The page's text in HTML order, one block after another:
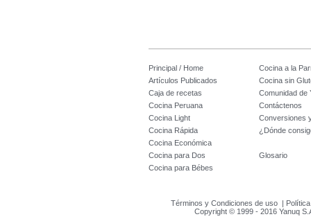
Principal / Home
Cocina a la
Artículos Publicados
Cocina sin
Caja de recetas
Comunidad de
Cocina Peruana
Contáctenos
Cocina Light
Conversiones
Cocina Rápida
¿Dónde
Cocina Económica
Cocina para Dos
Glosario
Cocina para Bébes
Términos y Condiciones de uso |
Copyright © 1999 - 2016 Yanuq